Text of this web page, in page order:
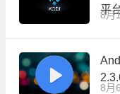
平
8月
8月